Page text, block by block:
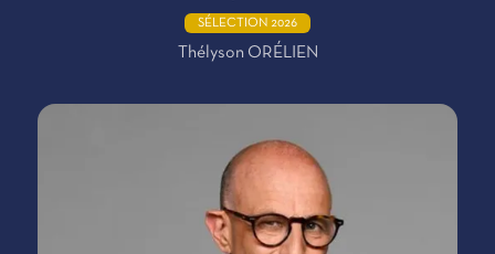
SÉLECTION 2026
Thélyson ORÉLIEN